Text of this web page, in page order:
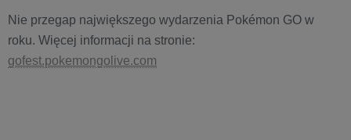
Nie przegap największego wydarzenia Pokémon GO w
roku. Więcej informacji na stronie:
gofest.pokemongolive.com